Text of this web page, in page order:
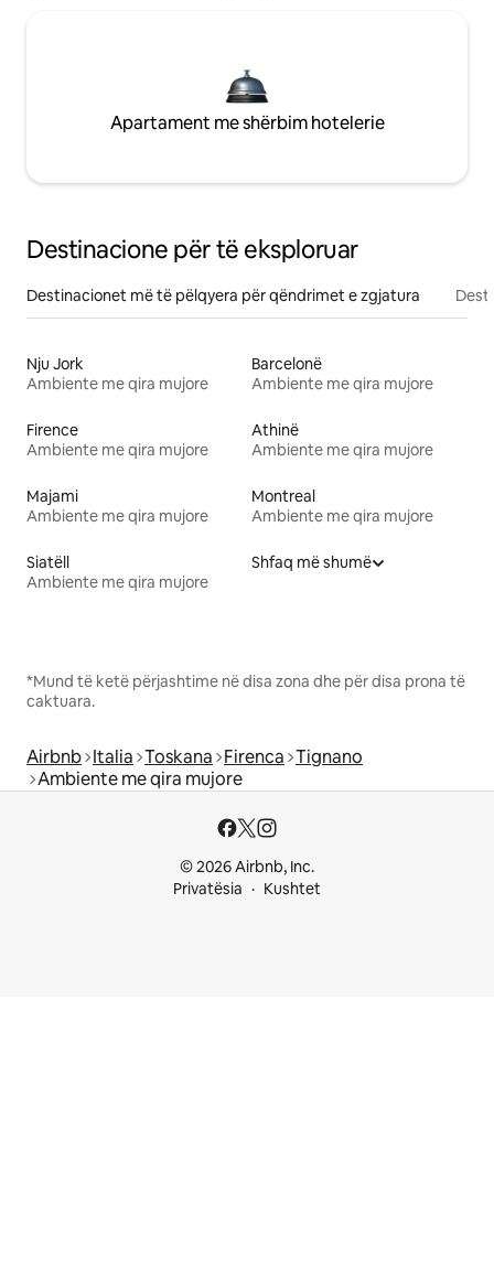
Apartament me shërbim hotelerie
Destinacione për të eksploruar
Destinacionet më të pëlqyera për qëndrimet e zgjatura
Nju Jork
Ambiente me qira mujore
Barcelonë
Ambiente me qira mujore
Firence
Ambiente me qira mujore
Athinë
Ambiente me qira mujore
Majami
Ambiente me qira mujore
Montreal
Ambiente me qira mujore
Siatëll
Ambiente me qira mujore
Shfaq më shumë
*Mund të ketë përjashtime në disa zona dhe për disa prona të
caktuara.
Airbnb Italia Toskana Firenca Tignano
Ambiente me qira mujore
© 2026 Airbnb, Inc.
Privatësia
Kushtet